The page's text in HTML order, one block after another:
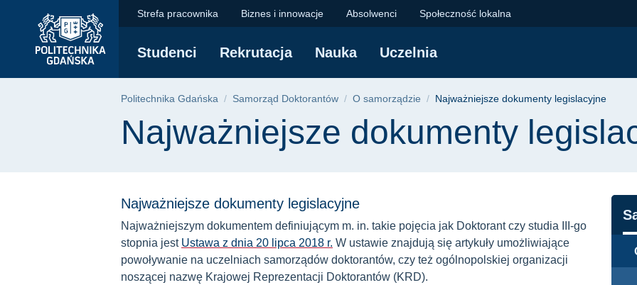
głównego
wyszukiwarki
Najważniejsze dokumenty legislacyjne |
Strefa pracownika Biznes i innowacje Absolwenci Społeczność lokalna
Studenci Rekrutacja Nauka Uczelnia
Ścieżka nawigacyjna
Politechnika Gdańska Samorząd Doktorantów O samorządzie Najważniejsze dokumenty legislacyjne
Treść strony
Najważniejsze dokumenty
Najważniejsze dokumenty legislacyjne
Najważniejszym dokumentem definiującym m. in. takie pojęcia jak Doktorant czy studia III-go
stopnia jest Ustawa z dnia 20 lipca 2018 r. W ustawie znajdują się artykuły umożliwiające
powoływanie na uczelniach samorządów doktorantów, czy też ogólnopolskiej organizacji
noszącej nazwę Krajowej Reprezentacji Doktorantów (KRD).